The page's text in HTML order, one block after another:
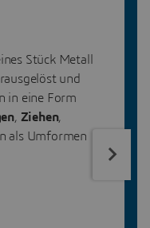
Stück Metall
und
in eine Form
, Ziehen,
als Umformen